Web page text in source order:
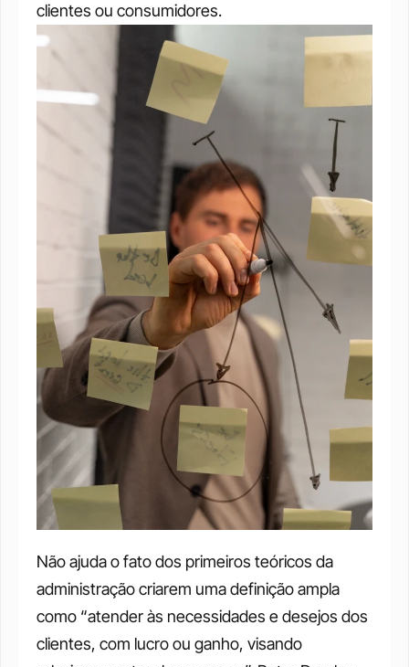
clientes ou consumidores.
Não ajuda o fato dos primeiros teóricos da
administração criarem uma definição ampla
como “atender às necessidades e desejos dos
clientes, com lucro ou ganho, visando